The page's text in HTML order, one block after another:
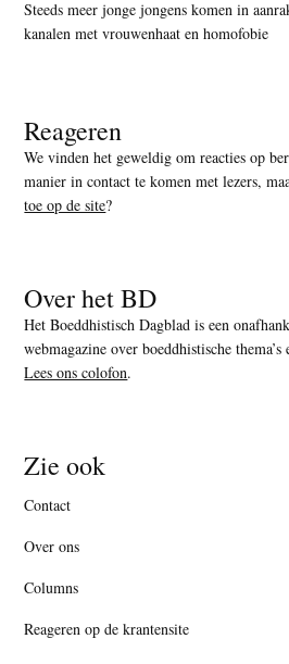
Steeds meer jonge jongens komen in
kanalen met vrouwenhaat en homofobie
Reageren
We vinden het geweldig om reacties op
manier in contact te komen met lezers,
toe op de site?
Over het BD
Het Boeddhistisch Dagblad is een
webmagazine over boeddhistische
Lees ons colofon.
Zie ook
Contact
Over ons
Columns
Reageren op de krantensite